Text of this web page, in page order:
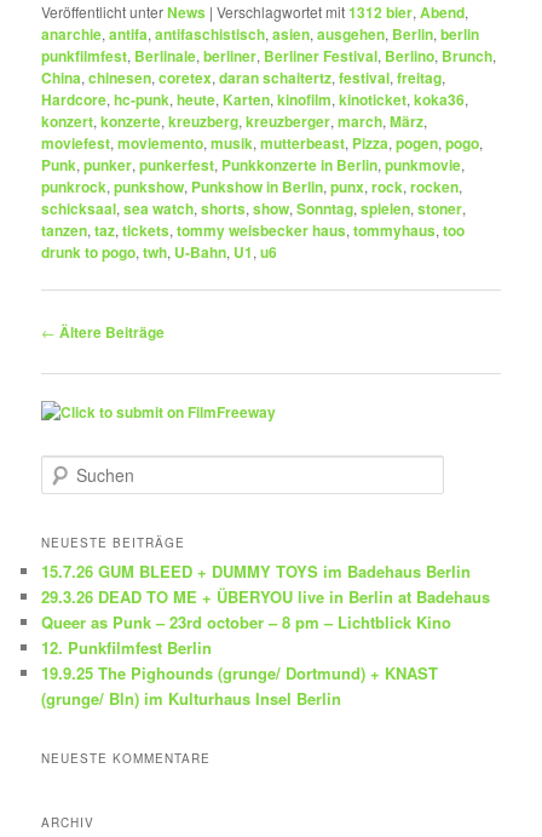
Veröffentlicht unterNews |Verschlagwortet mit1312 bier,Abend,
anarchie,antifa,antifaschistisch,asien,ausgehen, Berlin,berlin
punkfilmfest, Berlinale,berliner, Berliner Festival, Berlino, Brunch,
China,chinesen,coretex,daran schaitertz,festival,freitag,
Hardcore,hc-punk,heute, Karten,kinofilm,kinoticket,koka36,
konzert,konzerte,kreuzberg,kreuzberger,march,März,
moviefest,moviemento,musik,mutterbeast, Pizza,pogen,pogo,
Punk,punker,punkerfest, Punkkonzerte in Berlin,punkmovie,
punkrock,punkshow, Punkshow in Berlin,punx,rock,rocken,
schicksaal,sea watch,shorts,show,Sonntag,spielen,stoner,
tanzen,taz,tickets,tommy weisbecker haus,tommyhaus,too
drunk to pogo,twh, U-Bahn, U1,u6
Beitragsnavigation
← Ältere Beiträge
u
h
n
NEUESTE BEITRÄGE
15.7.26 GUM BLEED + DUMMY TOYS im Badehaus Berlin
29.3.26 DEAD TO ME + ÜBERYOU live in Berlin at Badehaus
Queer as Punk – 23rd october – 8 pm – Lichtblick Kino
12. Punkfilmfest Berlin
19.9.25 The Pighounds (grunge/ Dortmund) + KNAST
(grunge/ Bln) im Kulturhaus Insel Berlin
NEUESTE KOMMENTARE
ARCHIV